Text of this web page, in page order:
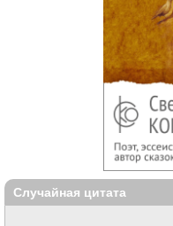
Случайная цитата